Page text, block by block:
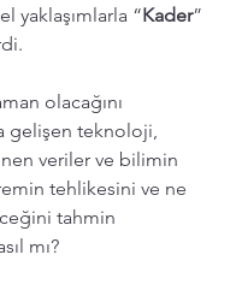
yaklaşımlarla “Kader”
olacağını
gelişen teknoloji,
veriler ve bilimin
tehlikesini ve ne
tahmin
mı?